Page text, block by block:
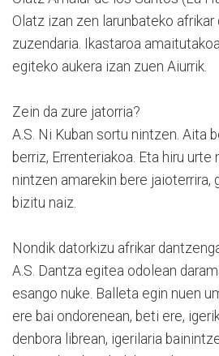
Olatz izan zen larunbateko
zuzendaria. Ikastaroa
egiteko aukera izan zuen Aiurrik.
Zein da zure jatorria?
A.S. Ni Kuban sortu nintzen. Aita
berriz, Errenteriakoa. Eta hiru urte
nintzen amarekin bere jaioterrira,
bizitu naiz.
Nondik datorkizu afrikar
A.S. Dantza egitea odolean
esango nuke. Balleta egin nuen
ere bai ondorenean, beti ere,
denbora librean, igerilaria